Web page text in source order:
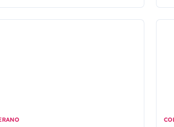
internacional: Andalucía Bike Race.